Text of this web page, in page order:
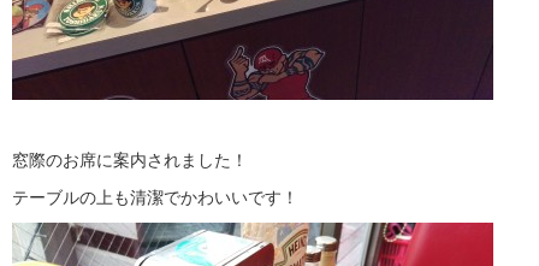
窓際のお席に案内されました！
テーブルの上も清潔でかわいいです！